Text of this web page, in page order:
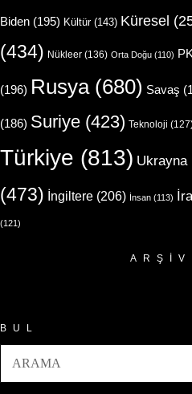
Biden (195) Kültür(143) Küresel
(434) Nükleer (136) Orta Doğu (110)
(196) Rusya(680) Savaş
(186) Suriye (423) Teknoloji
Türkiye (813) Ukrayna
(473) İngiltere (206) İnsan (113)
(121)
BUL